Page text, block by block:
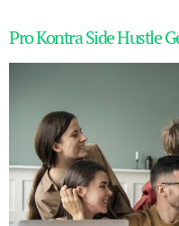
Pro Kontra Side Hustle